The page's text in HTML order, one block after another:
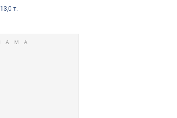
13,0 т.